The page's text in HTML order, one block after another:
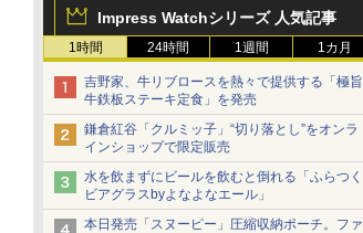
Impress Watchシリーズ 人気記事
1時間 24時間 1週間 1カ月
吉野家、牛リブロースを熱々で提供する「極旨
牛鉄板ステーキ定食」を発売
鎌倉紅谷「クルミッ子」“切り落とし”をオンラ
インショップで限定販売
水を飲まずにビールを飲むと倒れる「ふらつく
ビアグラスbyよなよなエール」
本日発売「スヌーピー」圧縮収納ポーチ。ファ